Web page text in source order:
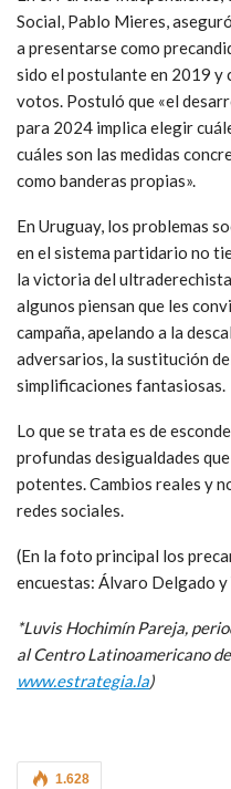
Social, Pablo Mieres,
a presentarse como
sido el postulante en 2019 y
votos. Postuló que «el
para 2024 implica elegir
cuáles son las medidas
como banderas propias».
En Uruguay, los problemas
en el sistema partidario no
la victoria del
algunos piensan que les
campaña, apelando a la
adversarios, la sustitución
simplificaciones fantasiosas.
Lo que se trata es de
profundas desigualdades
potentes. Cambios reales y
redes sociales.
(En la foto principal los
encuestas: Álvaro Delgado y
*Luvis Hochimín Pareja,
al Centro Latinoamericano
www.estrategia.la)
1.628